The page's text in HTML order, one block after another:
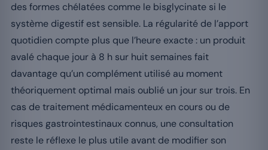
des formes chélatées comme le bisglycinate si le
système digestif est sensible. La régularité de l’apport
quotidien compte plus que l’heure exacte : un produit
avalé chaque jour à 8 h sur huit semaines fait
davantage qu’un complément utilisé au moment
théoriquement optimal mais oublié un jour sur trois. En
cas de traitement médicamenteux en cours ou de
risques gastrointestinaux connus, une consultation
reste le réflexe le plus utile avant de modifier son